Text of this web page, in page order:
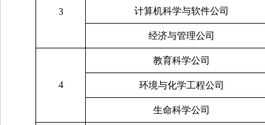
3 计算机科学与软件公司
经济与管理公司
4
教育科学公司
环境与化学工程公司
生命科学公司